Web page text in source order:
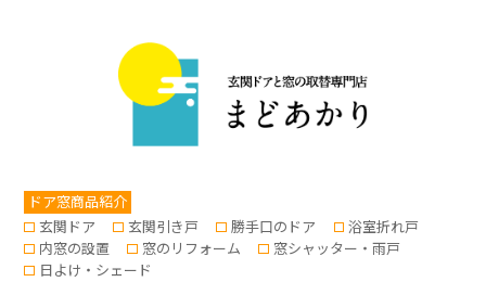
ドア窓商品紹介
玄関ドア
玄関引き戸 勝手口のドア
浴室折れ戸
内窓の設置
窓のリフォーム
窓シャッター・雨戸
日よけ・シェード